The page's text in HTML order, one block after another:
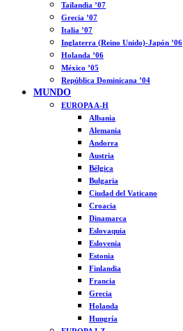
Tailandia ’07
Grecia ’07
Italia ’07
Inglaterra (Reino Unido)-Japón ’06
Holanda ’06
México ’05
República Dominicana ’04
MUNDO
EUROPA A-H
Albania
Alemania
Andorra
Austria
Bélgica
Bulgaria
Ciudad del Vaticano
Croacia
Dinamarca
Eslovaquia
Eslovenia
Estonia
Finlandia
Francia
Grecia
Holanda
Hungría